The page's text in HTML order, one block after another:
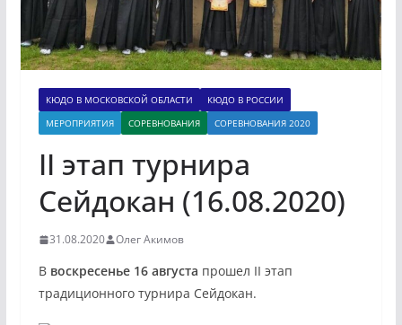
КЮДО В МОСКОВСКОЙ ОБЛАСТИ
КЮДО В РОССИИ
МЕРОПРИЯТИЯ
СОРЕВНОВАНИЯ СОРЕВНОВАНИЯ 2020
II этап турнира
Сейдокан (16.08.2020)
31.08.2020 Олег Акимов
В воскресенье 16 августа прошел II этап
традиционного турнира Сейдокан.